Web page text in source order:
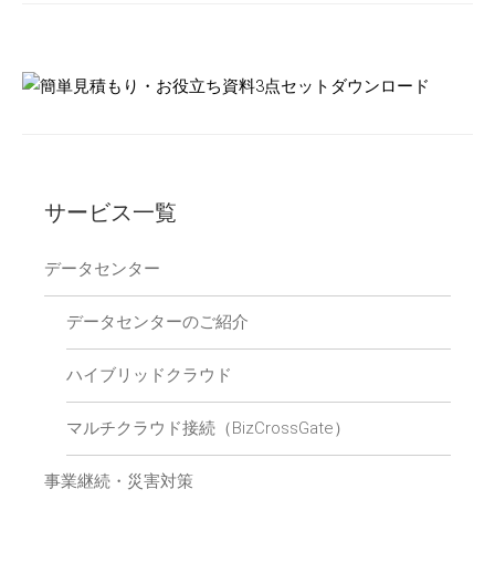
サービス一覧
データセンター
データセンターのご紹介
ハイブリッドクラウド
マルチクラウド接続（BizCrossGate）
事業継続・災害対策